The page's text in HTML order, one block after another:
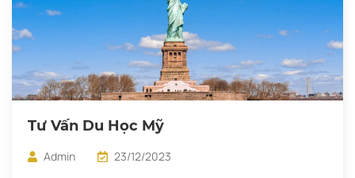
Tư Vấn Du Học Mỹ
Admin
23/12/2023